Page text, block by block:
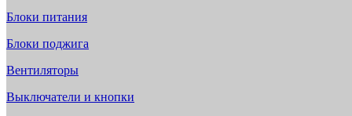
Блоки питания
Блоки поджига
Вентиляторы
Выключатели и кнопки